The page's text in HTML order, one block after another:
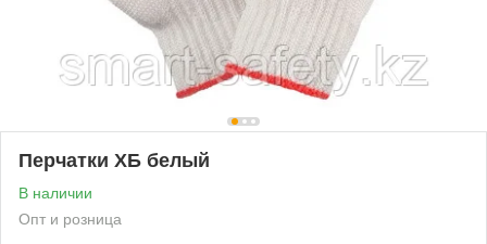
Перчатки ХБ белый
В наличии
Опт и розница